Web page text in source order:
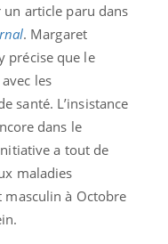
article paru dans
. Margaret
précise que le
les
santé. L’insistance
dans le
a tout de
maladies
à Octobre